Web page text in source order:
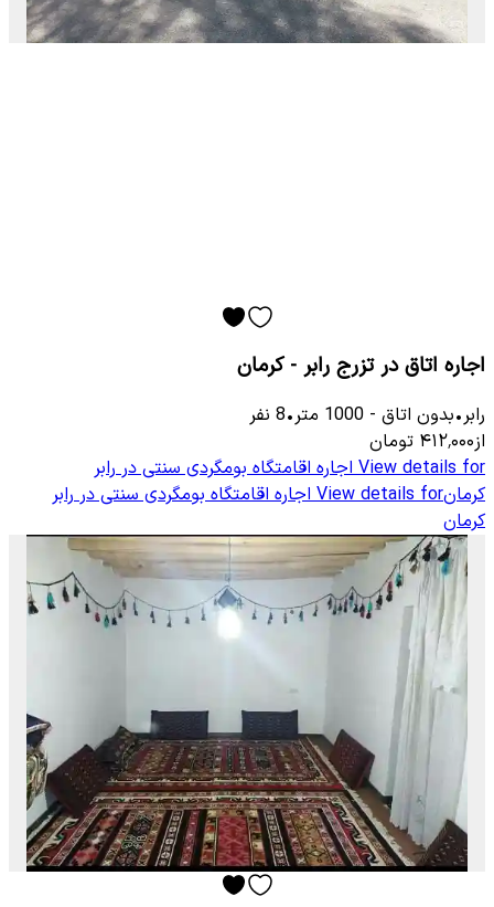
اجاره اتاق در تزرج رابر - کرمان
رابر•بدون اتاق -
1000 متر•
8 نفر
از۴۱۲٬۰۰۰ تومان
View details for اجاره اقامتگاه بومگردی سنتی در رابر
کرمانView details for اجاره اقامتگاه بومگردی سنتی در رابر
کرمان